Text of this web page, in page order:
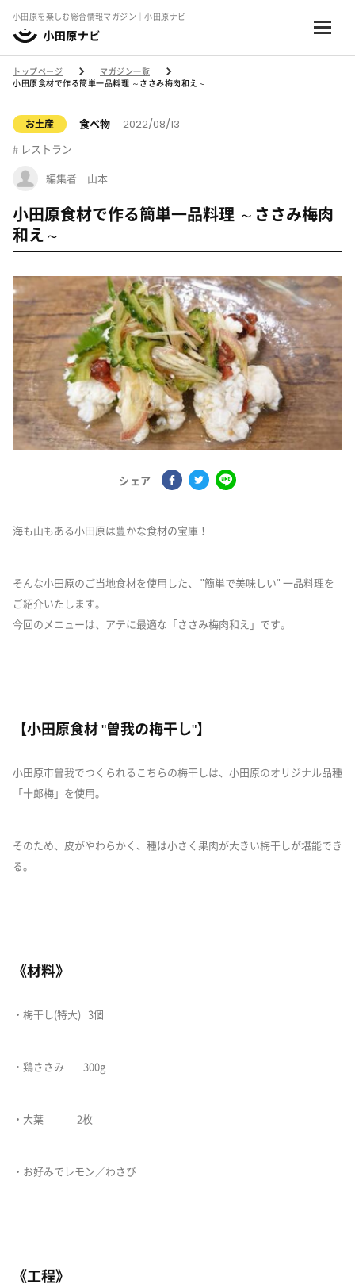
小田原を楽しむ総合情報マガジン｜小田原ナビ
トップページ
マガジン一覧
小田原食材で作る簡単一品料理 ～ささみ梅肉和え～
お土産 食べ物 2022/08/13
レストラン
編集者 山本
小田原食材で作る簡単一品料理 ～ささみ梅肉
和え～
シェア
海も山もある小田原は豊かな食材の宝庫！
そんな小田原のご当地食材を使用した、 "簡単で美味しい" 一品料理を
ご紹介いたします。
今回のメニューは、アテに最適な「ささみ梅肉和え」です。
【小田原食材 "曽我の梅干し"】
小田原市曽我でつくられるこちらの梅干しは、小田原のオリジナル品種
「十郎梅」を使用。
そのため、皮がやわらかく、種は小さく果肉が大きい梅干しが堪能でき
る。
《材料》
・梅干し(特大) 3個
・鶏ささみ 300g
・大葉 2枚
・お好みでレモン／わさび
《工程》